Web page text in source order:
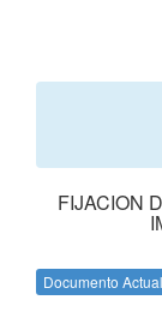
FIJACION
Documento